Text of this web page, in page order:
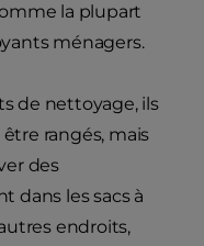
la plupart
ménagers.
de nettoyage, ils
rangés, mais
des
dans les sacs à
endroits,